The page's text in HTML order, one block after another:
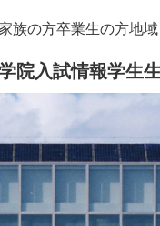
族の方卒業生の方地
院入試情報学生